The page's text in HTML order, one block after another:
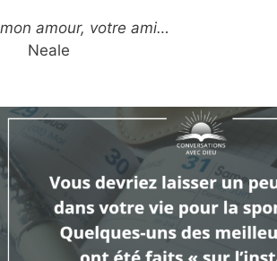
amour, votre ami…
Neale